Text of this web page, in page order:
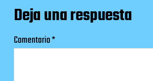
Deja una respuesta
Comentario*